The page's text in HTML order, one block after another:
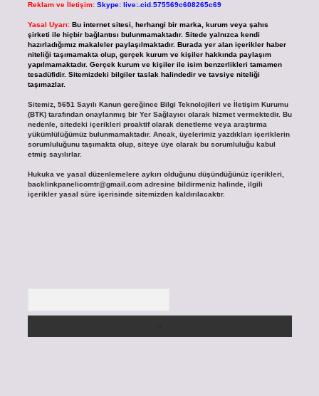
Reklam ve İletişim: Skype: live:.cid.575569c608265c69
Yasal Uyarı: Bu internet sitesi, herhangi bir marka, kurum veya şahıs
şirketi ile hiçbir bağlantısı bulunmamaktadır. Sitede yalnızca kendi
hazırladığımız makaleler paylaşılmaktadır. Burada yer alan içerikler haber
niteliği taşımamakta olup, gerçek kurum ve kişiler hakkında paylaşım
yapılmamaktadır. Gerçek kurum ve kişiler ile isim benzerlikleri tamamen
tesadüfidir. Sitemizdeki bilgiler taslak halindedir ve tavsiye niteliği
taşımazlar.
Sitemiz, 5651 Sayılı Kanun gereğince Bilgi Teknolojileri ve İletişim Kurumu
(BTK) tarafından onaylanmış bir Yer Sağlayıcı olarak hizmet vermektedir. Bu
nedenle, sitedeki içerikleri proaktif olarak denetleme veya araştırma
yükümlülüğümüz bulunmamaktadır. Ancak, üyelerimiz yazdıkları içeriklerin
sorumluluğunu taşımakta olup, siteye üye olarak bu sorumluluğu kabul
etmiş sayılırlar.
Hukuka ve yasal düzenlemelere aykırı olduğunu düşündüğünüz içerikleri,
backlinkpanelicomtr@gmail.comadresine bildirmeniz halinde, ilgili
içerikler yasal süre içerisinde sitemizden kaldırılacaktır.